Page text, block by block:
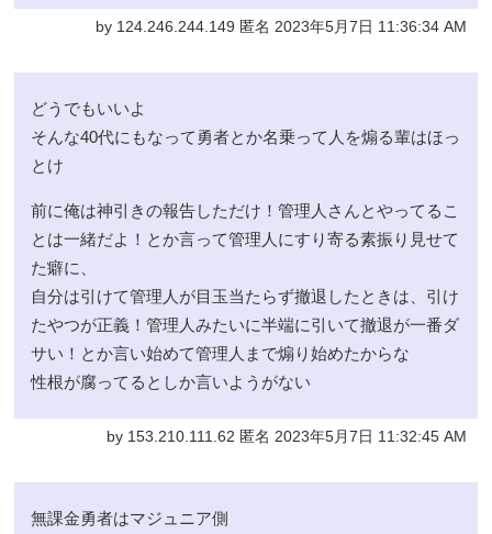
by 124.246.244.149 匿名 2023年5月7日 11:36:34 AM
どうでもいいよ
そんな40代にもなって勇者とか名乗って人を煽る輩はほっ
とけ
前に俺は神引きの報告しただけ！管理人さんとやってるこ
とは一緒だよ！とか言って管理人にすり寄る素振り見せて
た癖に、
自分は引けて管理人が目玉当たらず撤退したときは、引け
たやつが正義！管理人みたいに半端に引いて撤退が一番ダ
サい！とか言い始めて管理人まで煽り始めたからな
性根が腐ってるとしか言いようがない
by 153.210.111.62 匿名 2023年5月7日 11:32:45 AM
無課金勇者はマジュニア側